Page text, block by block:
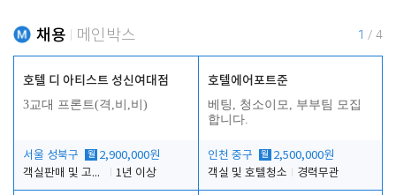
채용 메인박스 1 / 4
호텔 디 아티스트 성신여대점
3교대 프론트(격,비,비)
서울 성북구 월 2,900,000원
객실판매 및 고객응대
1년 이상
호텔에어포트준
베팅, 청소이모, 부부팀 모집
합니다.
인천 중구 월 2,500,000원
객실 및 호텔청소
경력무관